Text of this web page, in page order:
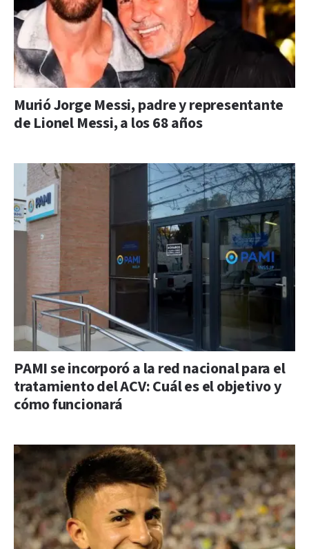
Murió Jorge Messi, padre y representante
de Lionel Messi, a los 68 años
PAMI se incorporó a la red nacional para el
tratamiento del ACV: Cuál es el objetivo y
cómo funcionará